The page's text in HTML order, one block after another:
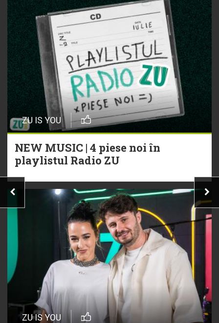
ZU IS YOU
NEW MUSIC | 4 piese noi în
playlistul Radio ZU
ZU IS YOU